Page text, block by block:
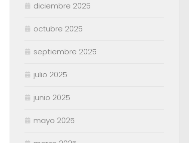
diciembre 2025
octubre 2025
septiembre 2025
julio 2025
junio 2025
mayo 2025